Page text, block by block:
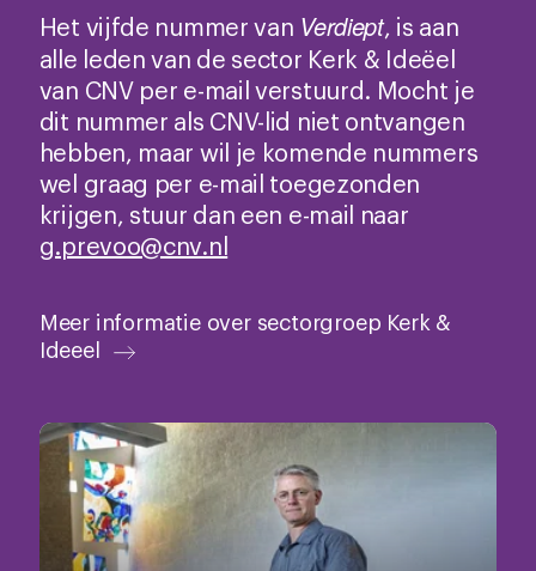
Het vijfde nummer van Verdiept, is aan
alle leden van de sector Kerk & Ideëel
van CNV per e-mail verstuurd. Mocht je
dit nummer als CNV-lid niet ontvangen
hebben, maar wil je komende nummers
wel graag per e-mail toegezonden
krijgen, stuur dan een e-mail naar
g.prevoo@cnv.nl
Meer informatie over sectorgroep Kerk &
Ideeel